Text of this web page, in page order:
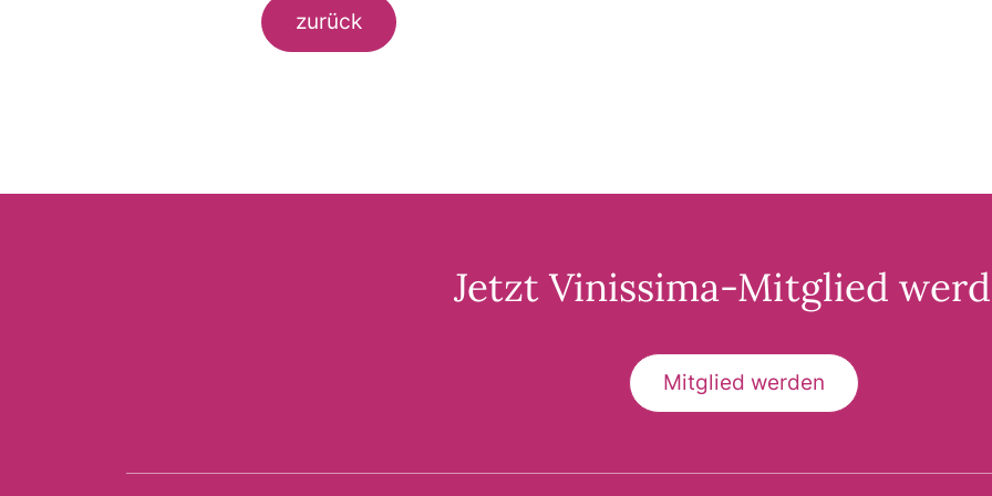
zurück
Jetzt Vinissima-Mitglied
Mitglied werden